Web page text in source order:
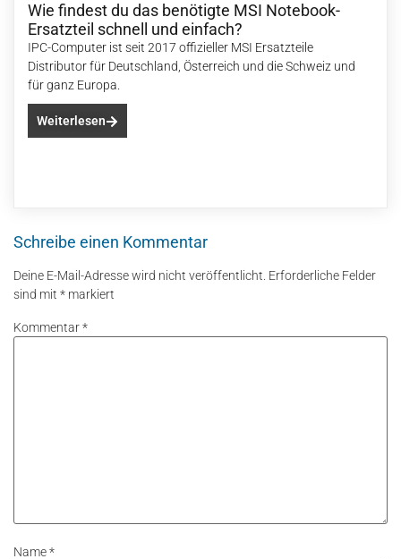
Wie findest du das benötigte MSI Notebook-
Ersatzteil schnell und einfach?
IPC-Computer ist seit 2017 offizieller MSI Ersatzteile
Distributor für Deutschland, Österreich und die Schweiz und
für ganz Europa.
Weiterlesen
Schreibe einen Kommentar
Deine E-Mail-Adresse wird nicht veröffentlicht. Erforderliche Felder
sind mit * markiert
Kommentar*
Name*